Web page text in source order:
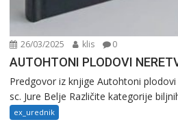
26/03/2025 klis 0
AUTOHTONI PLODOVI
Predgovor iz knjige Autohtoni
sc. Jure Belje Različite kategorije
ex_urednik